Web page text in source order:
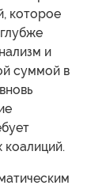
которое
и
суммой в
коалиций.